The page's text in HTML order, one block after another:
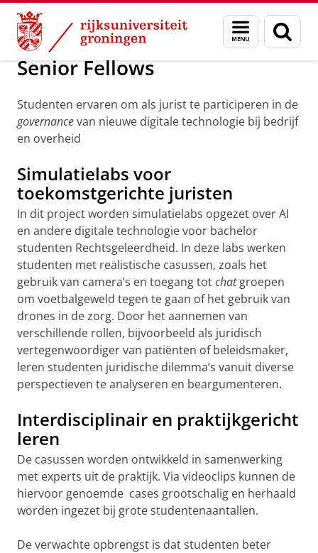
Skip
Content
Skip
Navigation
Menu
en
zoeken
Over ons Persoonsgebonden beurzen
Senior Fellows
Studenten ervaren om als jurist te participeren in de
governancevan nieuwe digitale technologie bij bedrijf
en overheid
Simulatielabs voor
toekomstgerichte juristen
In dit project worden simulatielabs opgezet over AI
en andere digitale technologie voor bachelor
studenten Rechtsgeleerdheid. In deze labs werken
studenten met realistische casussen, zoals het
gebruik van camera’s en toegang totchatgroepen
om voetbalgeweld tegen te gaan of het gebruik van
drones in de zorg. Door het aannemen van
verschillende rollen, bijvoorbeeld als juridisch
vertegenwoordiger van patiënten of beleidsmaker,
leren studenten juridische dilemma’s vanuit diverse
perspectieven te analyseren en beargumenteren.
Interdisciplinair en praktijkgericht
leren
De casussen worden ontwikkeld in samenwerking
met experts uit de praktijk. Via videoclips kunnen de
hiervoor genoemde cases grootschalig en herhaald
worden ingezet bij grote studentenaantallen.
De verwachte opbrengst is dat studenten beter